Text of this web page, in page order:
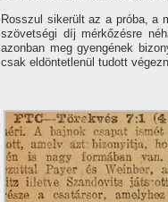
Rosszul sikerült az a próba, a
szövetségi dí­j mérkőzésre
azonban meg gyengének
csak eldöntetlenül tudott